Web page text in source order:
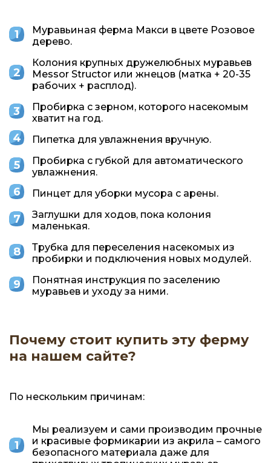
Муравьиная ферма Макси в цвете Розовое
дерево.
Колония крупных дружелюбных муравьев
Messor Structor или жнецов (матка + 20-35
рабочих + расплод).
Пробирка с зерном, которого насекомым
хватит на год.
Пипетка для увлажнения вручную.
Пробирка с губкой для автоматического
увлажнения.
Пинцет для уборки мусора с арены.
Заглушки для ходов, пока колония
маленькая.
Трубка для переселения насекомых из
пробирки и подключения новых модулей.
Понятная инструкция по заселению
муравьев и уходу за ними.
Почему стоит купить эту ферму
на нашем сайте?
По нескольким причинам:
Мы реализуем и сами производим прочные
и красивые формикарии из акрила – самого
безопасного материала даже для